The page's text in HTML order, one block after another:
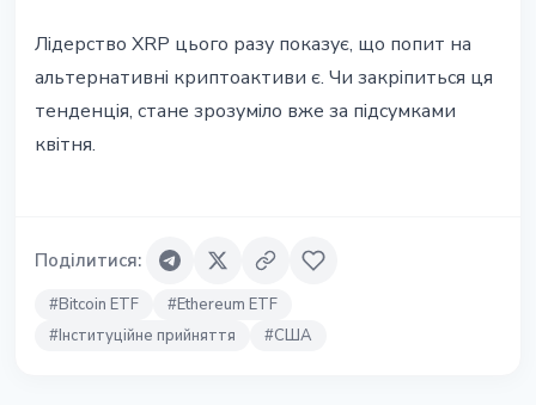
Лідерство XRP цього разу показує, що попит на
альтернативні криптоактиви є. Чи закріпиться ця
тенденція, стане зрозуміло вже за підсумками
квітня.
Поділитися:
#Bitcoin ETF #Ethereum ETF
#Інституційне прийняття #США